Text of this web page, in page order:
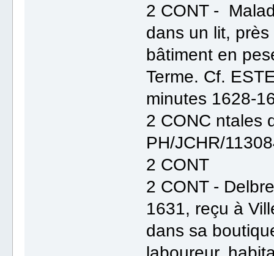
2 CONT -
dans un lit,
bâtiment en
Terme. Cf.
minutes 1628-
2 CONC ntales
PH/JCHR/
2 CONT
2 CONT -
1631, reçu à
dans sa